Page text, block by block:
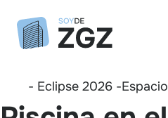
- Eclipse 2026 -